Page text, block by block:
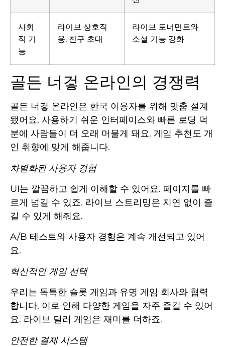
사회
적 기
능
라이브 상호작
용, 친구 초대
라이브 토너먼트와
소셜 기능 강화
골든 너겋 온라인의 경쟁력
골든 너겋 온라인은 한국 이용자를 위해 맞춤 설계
됐어요. 사용하기 쉬운 인터페이스와 빠른 로딩 덕
분에 사람들이 더 오래 머물게 돼요. 게임 추천도 개
인 취향에 맞게 해줍니다.
차별화된 사용자 경험
UI는 깔끔하고 쉽게 이해할 수 있어요. 페이지를 빠
르게 넘길 수 있죠. 라이브 스트리밍은 지연 없이 즐
길 수 있게 해줘요.
A/B 테스트와 사용자 경험은 계속 개선되고 있어
요.
혁신적인 게임 선택
우리는 독특한 슬롯 게임과 유명 게임 회사와 협력
합니다. 이로 인해 다양한 게임을 자주 즐길 수 있어
요. 라이브 딜러 게임은 재미를 더하죠.
안전한 결제 시스템